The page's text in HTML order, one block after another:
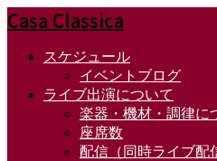
Casa Classica
スケジュール
イベントブログ
ライブ出演について
楽器・機材・調律に
座席数
配信（同時ライブ配